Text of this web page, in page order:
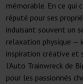
mémorable. En ce qui
réputé pour ses
induisant souvent un
relaxation physique —
inspiration créative et
l'Auto Trainwreck de
pour les passionnés